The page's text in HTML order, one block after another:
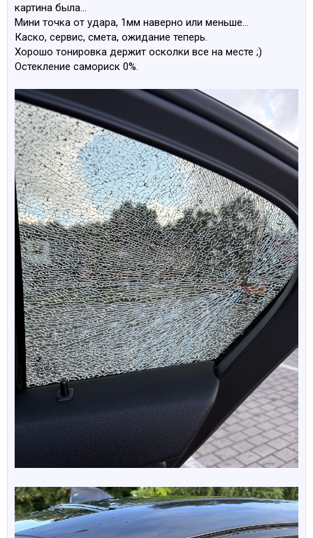
картина была…
Мини точка от удара, 1мм наверно или меньше…
Каско, сервис, смета, ожидание теперь.
Хорошо тонировка держит осколки все на месте ;)
Остекление самориск 0%.